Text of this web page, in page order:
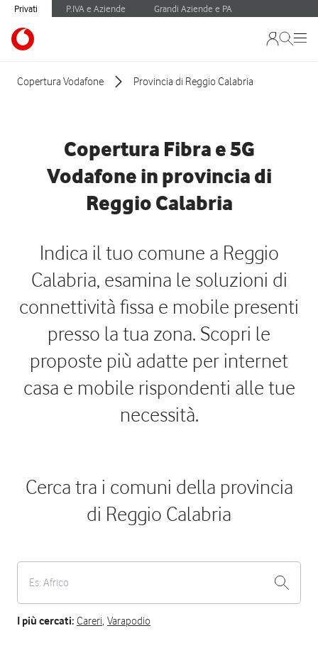
Privati P.IVA e Aziende Grandi Aziende e PA
Copertura Vodafone Provincia di Reggio Calabria
Copertura Fibra e 5G
Vodafone in provincia di
Reggio Calabria
Indica il tuo comune a Reggio
Calabria, esamina le soluzioni di
connettività fissa e mobile presenti
presso la tua zona. Scopri le
proposte più adatte per internet
casa e mobile rispondenti alle tue
necessità.
Cerca tra i comuni della provincia
di Reggio Calabria
I più cercati: Careri, Varapodio